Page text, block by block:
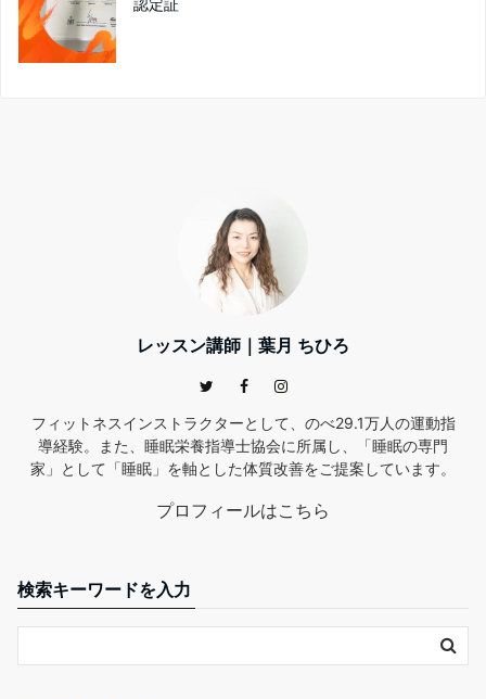
レッスン講師｜葉月 ちひろ
フィットネスインストラクターとして、のべ29.1万人の運動指
導経験。また、睡眠栄養指導士協会に所属し、「睡眠の専門
家」として「睡眠」を軸とした体質改善をご提案しています。
プロフィールはこちら
検索キーワードを入力